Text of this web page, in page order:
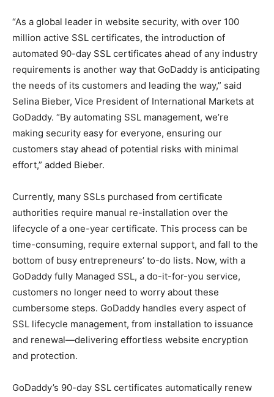
“As a global leader in website security, with over 100
million active SSL certificates, the introduction of
automated 90-day SSL certificates ahead of any industry
requirements is another way that GoDaddy is anticipating
the needs of its customers and leading the way,” said
Selina Bieber, Vice President of International Markets at
GoDaddy. “By automating SSL management, we’re
making security easy for everyone, ensuring our
customers stay ahead of potential risks with minimal
effort,” added Bieber.
Currently, many SSLs purchased from certificate
authorities require manual re-installation over the
lifecycle of a one-year certificate. This process can be
time-consuming, require external support, and fall to the
bottom of busy entrepreneurs’ to-do lists. Now, with a
GoDaddy fully Managed SSL, a do-it-for-you service,
customers no longer need to worry about these
cumbersome steps. GoDaddy handles every aspect of
SSL lifecycle management, from installation to issuance
and renewal—delivering effortless website encryption
and protection.
GoDaddy’s 90-day SSL certificates automatically renew